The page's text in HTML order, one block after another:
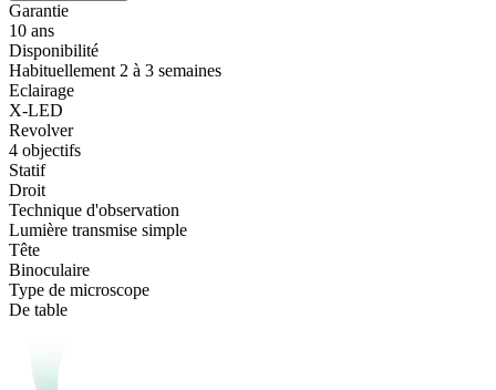
Garantie
10 ans
Disponibilité
Habituellement 2 à 3 semaines
Eclairage
X-LED
Revolver
4 objectifs
Statif
Droit
Technique d'observation
Lumière transmise simple
Tête
Binoculaire
Type de microscope
De table